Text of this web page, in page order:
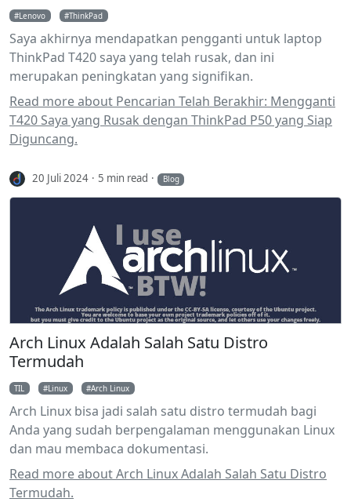
Lenovo ThinkPad
Saya akhirnya mendapatkan pengganti untuk laptop
ThinkPad T420 saya yang telah rusak, dan ini
merupakan peningkatan yang signifikan.
Read more about Pencarian Telah Berakhir: Mengganti
T420 Saya yang Rusak dengan ThinkPad P50 yang Siap
Diguncang.
20 Juli 2024 5 min read Blog
Arch Linux Adalah Salah Satu Distro
Termudah
TIL Linux Arch Linux
Arch Linux bisa jadi salah satu distro termudah bagi
Anda yang sudah berpengalaman menggunakan Linux
dan mau membaca dokumentasi.
Read more about Arch Linux Adalah Salah Satu Distro
Termudah.